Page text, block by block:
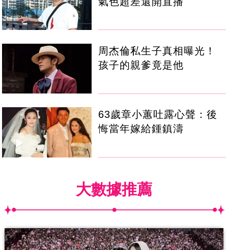
周杰倫私生子真相曝光！
孩子的親爹竟是他
63歲章小蕙吐露心聲：後
悔當年嫁給鍾鎮濤
大數據推薦